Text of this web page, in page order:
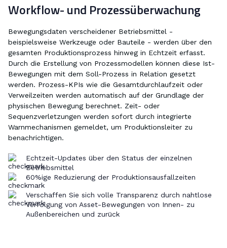
Workflow- und Prozessüberwachung
Bewegungsdaten verscheidener Betriebsmittel -
beispielsweise Werkzeuge oder Bauteile - werden über den
gesamten Produktionsprozess hinweg in Echtzeit erfasst.
Durch die Erstellung von Prozessmodellen können diese Ist-
Bewegungen mit dem Soll-Prozess in Relation gesetzt
werden. Prozess-KPIs wie die Gesamtdurchlaufzeit oder
Verweilzeiten werden automatisch auf der Grundlage der
physischen Bewegung berechnet. Zeit- oder
Sequenzverletzungen werden sofort durch integrierte
Warnmechanismen gemeldet, um Produktionsleiter zu
benachrichtigen.
Echtzeit-Updates über den Status der einzelnen
Betriebsmittel
60%ige Reduzierung der Produktionsausfallzeiten
Verschaffen Sie sich volle Transparenz durch nahtlose
Verfolgung von Asset-Bewegungen von Innen- zu
Außenbereichen und zurück​